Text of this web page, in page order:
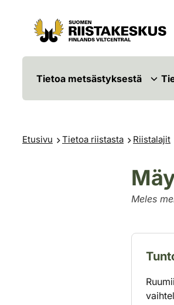
Siirry sisältöön
Siirry sivustokarttaan
Tietoa metsästyksestä
Etusivu Tietoa riistasta Riistalajit
Meles